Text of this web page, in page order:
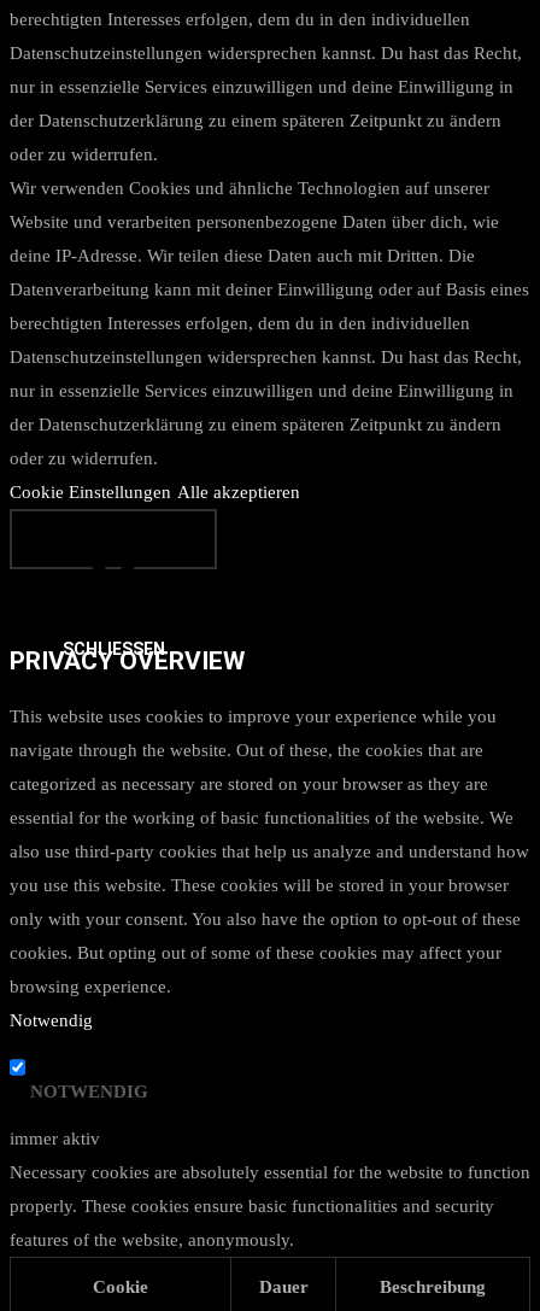
berechtigten Interesses erfolgen, dem du in den individuellen
Datenschutzeinstellungen widersprechen kannst. Du hast das Recht,
nur in essenzielle Services einzuwilligen und deine Einwilligung in
der Datenschutzerklärung zu einem späteren Zeitpunkt zu ändern
oder zu widerrufen.
Wir verwenden Cookies und ähnliche Technologien auf unserer
Website und verarbeiten personenbezogene Daten über dich, wie
deine IP-Adresse. Wir teilen diese Daten auch mit Dritten. Die
Datenverarbeitung kann mit deiner Einwilligung oder auf Basis eines
berechtigten Interesses erfolgen, dem du in den individuellen
Datenschutzeinstellungen widersprechen kannst. Du hast das Recht,
nur in essenzielle Services einzuwilligen und deine Einwilligung in
der Datenschutzerklärung zu einem späteren Zeitpunkt zu ändern
oder zu widerrufen.
Cookie Einstellungen Alle akzeptieren
SCHLIESSEN
PRIVACY OVERVIEW
This website uses cookies to improve your experience while you
navigate through the website. Out of these, the cookies that are
categorized as necessary are stored on your browser as they are
essential for the working of basic functionalities of the website. We
also use third-party cookies that help us analyze and understand how
you use this website. These cookies will be stored in your browser
only with your consent. You also have the option to opt-out of these
cookies. But opting out of some of these cookies may affect your
browsing experience.
Notwendig
NOTWENDIG
immer aktiv
Necessary cookies are absolutely essential for the website to function
properly. These cookies ensure basic functionalities and security
features of the website, anonymously.
Cookie Dauer Beschreibung